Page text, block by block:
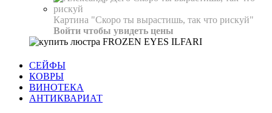
Картина "Скоро ты вырастишь, так что рискуй"
Войти чтобы увидеть цены
СЕЙФЫ
КОВРЫ
ВИНОТЕКА
АНТИКВАРИАТ